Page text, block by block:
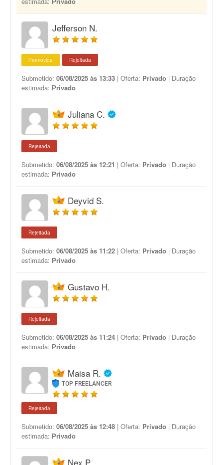
Jefferson N.
Promovida Rejeitada
Submetido: 06/08/2025 às 13:33 | Oferta: Privado | Duração
estimada: Privado
Juliana C.
Rejeitada
Submetido: 06/08/2025 às 12:21 | Oferta: Privado | Duração
estimada: Privado
Deyvid S.
Rejeitada
Submetido: 06/08/2025 às 11:22 | Oferta: Privado | Duração
estimada: Privado
Gustavo H.
Rejeitada
Submetido: 06/08/2025 às 11:24 | Oferta: Privado | Duração
estimada: Privado
Maisa R.
TOP FREELANCER
Rejeitada
Submetido: 06/08/2025 às 12:48 | Oferta: Privado | Duração
estimada: Privado
Nex P.